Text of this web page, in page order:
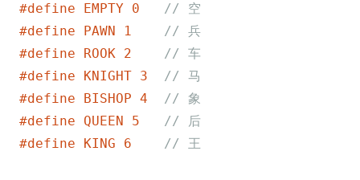
#define EMPTY 0 // 空
#define PAWN 1 // 兵
#define ROOK 2 // 车
#define KNIGHT 3 // 马
#define BISHOP 4 // 象
#define QUEEN 5 // 后
#define KING 6 // 王